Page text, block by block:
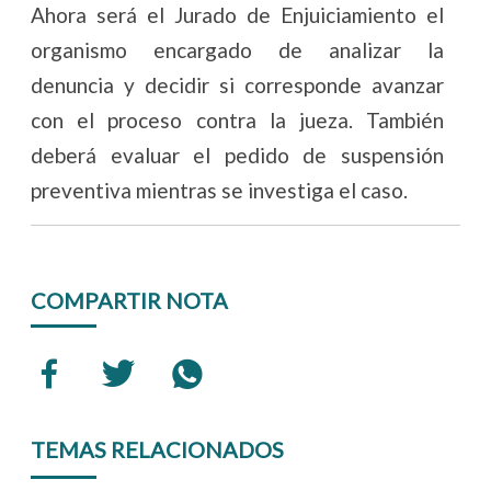
Ahora será el Jurado de Enjuiciamiento el
organismo encargado de analizar la
denuncia y decidir si corresponde avanzar
con el proceso contra la jueza. También
deberá evaluar el pedido de suspensión
preventiva mientras se investiga el caso.
COMPARTIR NOTA
TEMAS RELACIONADOS